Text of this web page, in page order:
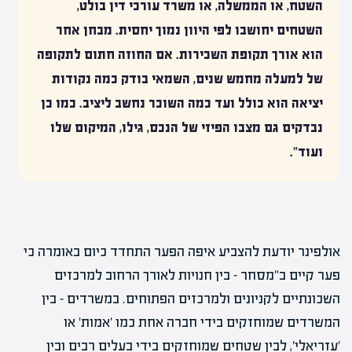
השטח, או הממשלה, או משרד עורכי דין בולט,
השטחים יחושבו לפי היוון נמוך יחסית. מבחן אחר
הוא אורך תקופת השכירות. אם החוזה חתום לתקופה
של למעלה מחמש שנים, השמאי בודק כמה נקודות
יציאה הוא כולל ועד כמה השוכר נחשב ליציב. כמו כן
נבדקים גם מצבו הפיזי של הנכס, גילו, המיקום שלו
ועוד".
אולפינר יודעת להצביע איפה הפער התחדד כיום באומרה כי
פער קיים ב"מסחר – בין חנויות לאורך הרחוב למרכזים
השכונתיים לקניונים ולמרכזים הפתוחים. במשרדים – בין
המשרדים שמוחזקים בידי חברה אחת כמו 'אמות' או
'עזריאלי', לבין שטחים שמוחזקים בידי בעלים רבים ובין